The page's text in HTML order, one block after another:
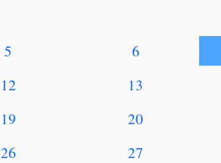
5 6
12 13
19 20
26 27